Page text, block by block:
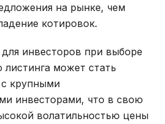
на рынке, чем
котировок.
инвесторов при выборе
может стать
с крупными
инвесторами, что в свою
волатильностью цены